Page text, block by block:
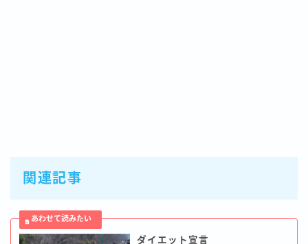
関連記事
ダイエット宣言